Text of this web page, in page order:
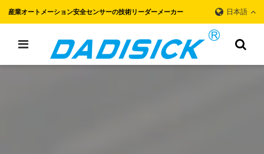
産業オートメーション安全センサーの技術リーダーメーカー 日本語